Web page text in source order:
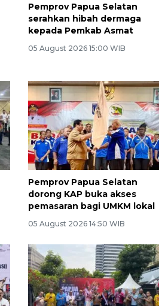
Pemprov Papua Selatan
serahkan hibah dermaga
kepada Pemkab Asmat
05 August 2026 15:00 WIB
Pemprov Papua Selatan
dorong KAP buka akses
pemasaran bagi UMKM lokal
05 August 2026 14:50 WIB